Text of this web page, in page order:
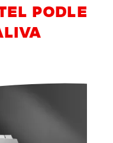
PODLE